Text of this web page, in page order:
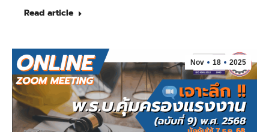
Read article
Nov 18 2025